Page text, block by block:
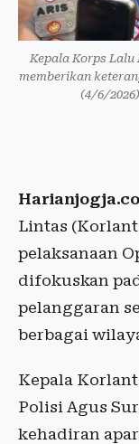
Kepala Korps
memberikan
(4/6/
Lintas
pelaksanaan
difokuskan
pelanggaran
berbagai
Kepala
Polisi Agus
kehadiran